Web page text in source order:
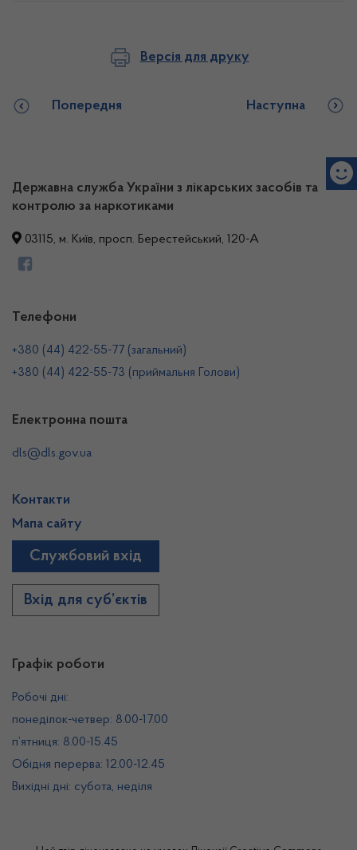
Версія для друку
Попередня Наступна
Державна служба України з лікарських засобів та
контролю за наркотиками
03115, м. Київ, просп. Берестейський, 120-А
Графік роботи
Робочі дні:
понеділок-четвер: 8.00-17.00
п’ятниця: 8.00-15.45
Обідня перерва: 12.00-12.45
Вихідні дні: субота, неділя
Телефони
+380 (44) 422-55-77 (загальний)
+380 (44) 422-55-73 (приймальня Голови)
Електронна пошта
dls@dls.gov.ua
Контакти
Мапа сайту
Службовий вхід
Вхід для суб’єктів